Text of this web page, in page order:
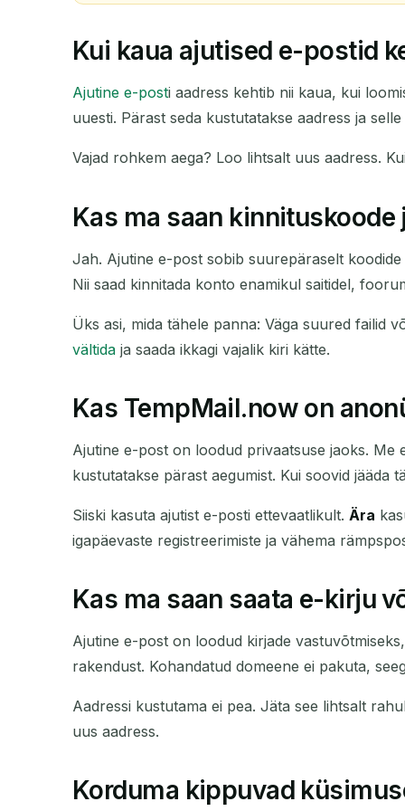
Kui kaua ajutised e-postid
Ajutine e-posti aadress kehtib nii kaua, kui
uuesti. Pärast seda kustutatakse aadress ja
Vajad rohkem aega? Loo lihtsalt uus aadress.
Kas ma saan
Jah. Ajutine e-post sobib suurepäraselt
Nii saad kinnitada konto enamikul saitidel,
Üks asi, mida tähele panna: Väga suured failid
vältida ja saada ikkagi vajalik kiri kätte.
Kas TempMail.now on
Ajutine e-post on loodud privaatsuse jaoks. Me
kustutatakse pärast aegumist. Kui soovid jääda
Siiski kasuta ajutist e-posti ettevaatlikult. Ära
igapäevaste registreerimiste ja vähema
Kas ma saan saata e-kirju
Ajutine e-post on loodud kirjade
rakendust. Kohandatud domeene ei pakuta,
Aadressi kustutama ei pea. Jäta see lihtsalt
uus aadress.
Korduma kippuvad